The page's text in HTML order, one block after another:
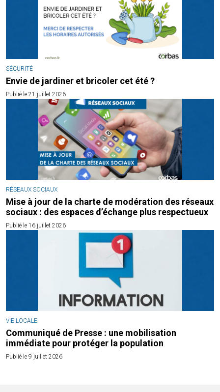
SÉCURITÉ
Envie de jardiner et bricoler cet été ?
Publié le 21 juillet 2026
RÉSEAUX SOCIAUX
Mise à jour de la charte de modération des réseaux
sociaux : des espaces d’échange plus respectueux
Publié le 16 juillet 2026
VIE LOCALE
Communiqué de Presse : une mobilisation
immédiate pour protéger la population
Publié le 9 juillet 2026